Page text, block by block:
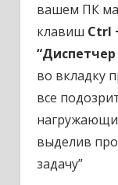
вашем ПК
клавиш Ctrl
во вкладку
все
выделив
задачу”